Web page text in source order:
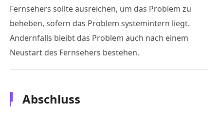
Fernsehers sollte ausreichen, um das Problem zu
beheben, sofern das Problem systemintern liegt.
Andernfalls bleibt das Problem auch nach einem
Neustart des Fernsehers bestehen.
Abschluss